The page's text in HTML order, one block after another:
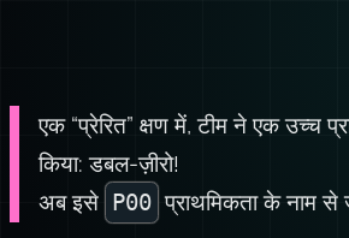
एहसास
करने
सिली
इंजीनियरिंग
क्या होगा अगर प्राथमिकता